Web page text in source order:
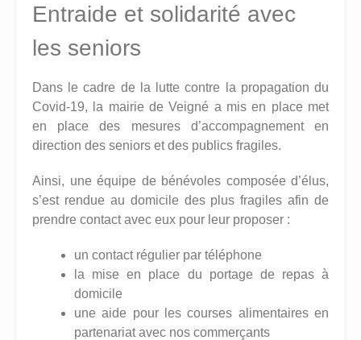
Entraide et solidarité avec
les seniors
Dans le cadre de la lutte contre la propagation du
Covid-19, la mairie de Veigné a mis en place met
en place des mesures d’accompagnement en
direction des seniors et des publics fragiles.
Ainsi, une équipe de bénévoles composée d’élus,
s’est rendue au domicile des plus fragiles afin de
prendre contact avec eux pour leur proposer :
un contact régulier par téléphone
la mise en place du portage de repas à
domicile
une aide pour les courses alimentaires en
partenariat avec nos commerçants